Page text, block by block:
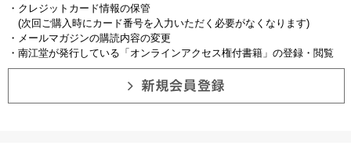
・クレジットカード情報の保管
(次回ご購入時にカード番号を入力いただく必要がなくなります)
・メールマガジンの購読内容の変更
・南江堂が発行している「オンラインアクセス権付書籍」の登録・閲覧